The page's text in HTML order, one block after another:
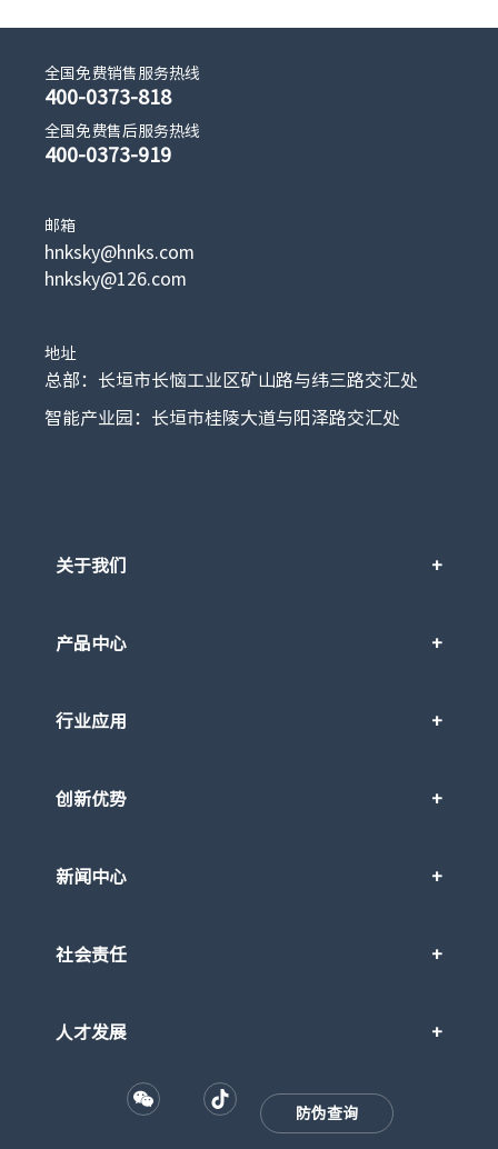
全国免费销售服务热线
400-0373-818
全国免费售后服务热线
400-0373-919
邮箱
hnksky@hnks.com
hnksky@126.com
地址
总部：长垣市长恼工业区矿山路与纬三路交汇处
智能产业园：长垣市桂陵大道与阳泽路交汇处
关于我们
产品中心
行业应用
创新优势
新闻中心
社会责任
人才发展
防伪查询